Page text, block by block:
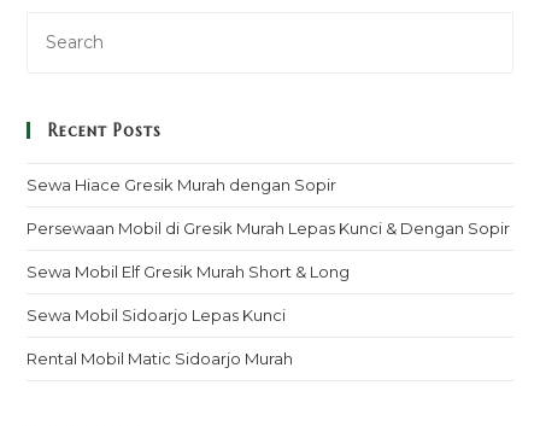
Recent Posts
Sewa Hiace Gresik Murah dengan Sopir
Persewaan Mobil di Gresik Murah Lepas Kunci & Dengan Sopir
Sewa Mobil Elf Gresik Murah Short & Long
Sewa Mobil Sidoarjo Lepas Kunci
Rental Mobil Matic Sidoarjo Murah